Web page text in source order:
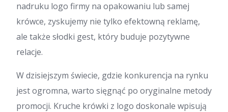
nadruku logo firmy na opakowaniu lub samej
krówce, zyskujemy nie tylko efektowną reklamę,
ale także słodki gest, który buduje pozytywne
relacje.
W dzisiejszym świecie, gdzie konkurencja na rynku
jest ogromna, warto sięgnąć po oryginalne metody
promocji. Kruche krówki z logo doskonale wpisują